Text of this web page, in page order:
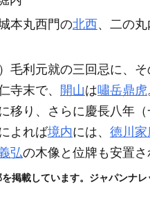
本丸西門の北西、二の
毛利元就の三回忌に、
寺末で、 開山は嘯岳鼎虎
移り、さらに慶長八年
よれば境内には、 徳川家
弘の木像と位牌も安置さ
掲載しています。ジャパンナ